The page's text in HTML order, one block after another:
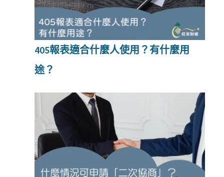
405報表適合什麼人使用？有什麼用
途？